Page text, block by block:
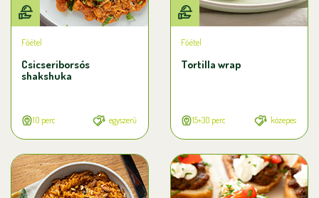
Főétel
Csicseriborsós
shakshuka
10 perc egyszerű
Főétel
Tortilla wrap
15+30 perc közepes